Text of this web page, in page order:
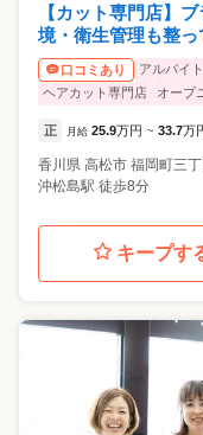
【カット専門店】
境・衛生管理も整っ
口コミあり アルバイ
ヘアカット専門店
オープ
正 月給 25.9万円 ~ 33.7万
香川県 高松市 福岡町三
沖松島駅 徒歩8分
キープす